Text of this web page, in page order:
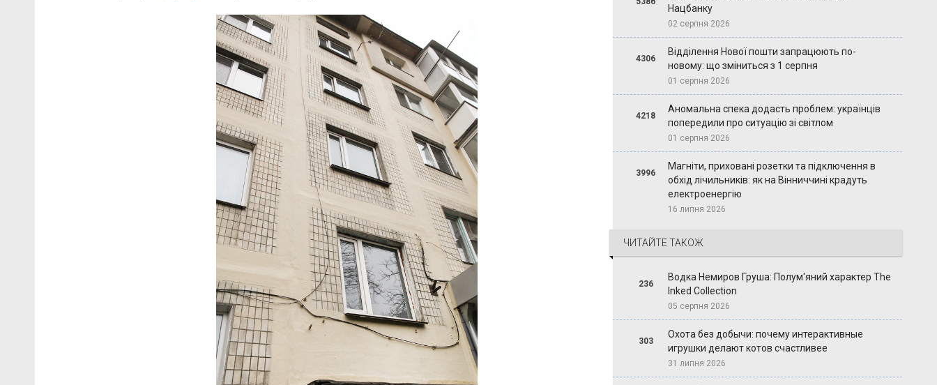
Нацбанку
02 серпня 2026
4306
Відділення Нової пошти запрацюють по-
новому: що зміниться з 1 серпня
01 серпня 2026
4218
Аномальна спека додасть проблем: українців
попередили про ситуацію зі світлом
01 серпня 2026
3996
Магніти, приховані розетки та підключення в
обхід лічильників: як на Вінниччині крадуть
електроенергію
16 липня 2026
ЧИТАЙТЕ ТАКОЖ
236
Водка Немиров Груша: Полум'яний характер The
Inked Collection
05 серпня 2026
303
Охота без добычи: почему интерактивные
игрушки делают котов счастливее
31 липня 2026